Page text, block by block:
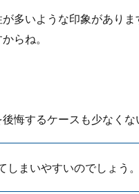
ありますか？娘さんもお年頃になる
多いような印象がありま
らね。
悔するケースも少なくな
まいやすいのでしょう。